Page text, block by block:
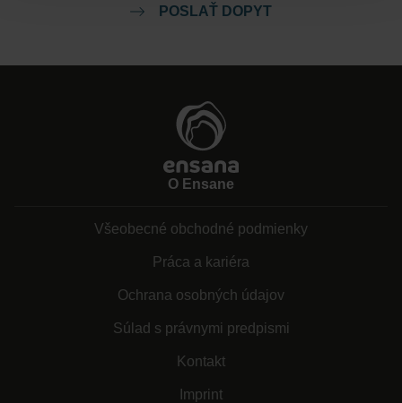
Sublime Skin Eye Intensive
POSLAŤ DOPYT
O Ensane
Všeobecné obchodné podmienky
Práca a kariéra
Ochrana osobných údajov
Súlad s právnymi predpismi
Kontakt
Imprint